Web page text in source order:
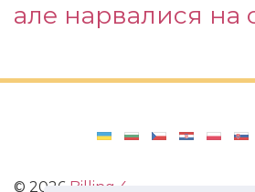
але нарвалися на
© 2026 Billing 4